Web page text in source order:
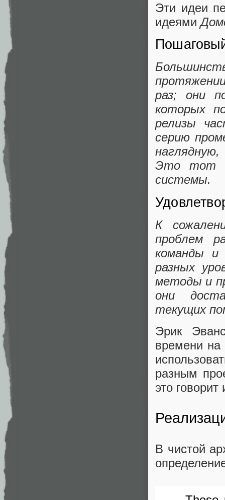
Эти идеи
идеями
раз; они
которых
релизы
серию
Это тот
системы.
К
проблем
команды и
разных
методы и
они
текущих
Эрик
времени на
разным
это
В чистой